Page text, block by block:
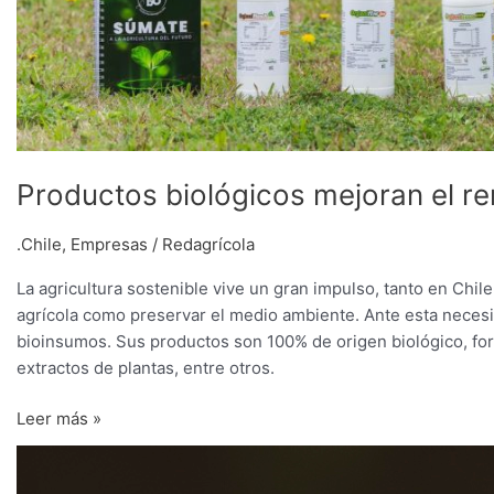
Productos biológicos mejoran el
.Chile, Empresas / Redagrícola
La agricultura sostenible vive un gran impulso, tanto en
agrícola como preservar el medio ambiente. Ante esta
bioinsumos. Sus productos son 100% de origen biológico,
extractos de plantas, entre otros.
Leer más »